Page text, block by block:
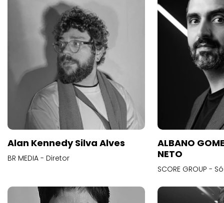
Alan Kennedy Silva Alves
BR MEDIA - Diretor
ALBANO
NETO
SCORE GROUP -